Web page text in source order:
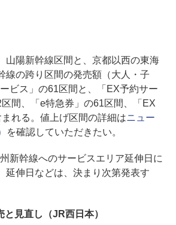
陽新幹線区間と、京都以西の東海
線の跨り区間の発売額（大人・子
ビス」の61区間と、「EX予約サー
間、「e特急券」の61区間、「EX
れる。値上げ区間の詳細はニュー
を確認していただきたい。
新幹線へのサービスエリア延伸日に
延伸日などは、決まり次第発表す
見直し（JR西日本）